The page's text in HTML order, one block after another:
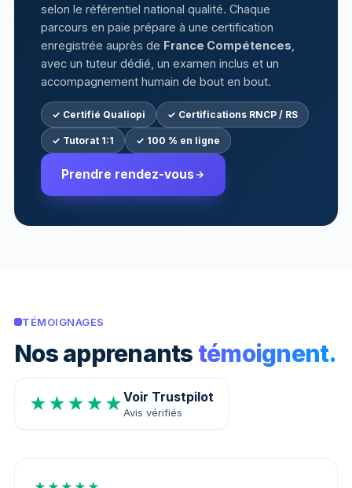
selon le référentiel national qualité. Chaque
parcours en paie prépare à une certification
enregistrée auprès de France Compétences
avec un tuteur dédié, un examen inclus et un
accompagnement humain de bout en bout.
✓ Certifié Qualiopi ✓ Certifications RNCP / RS
✓ Tutorat 1:1 ✓ 100 % en ligne
Prendre rendez-vous
TÉMOIGNAGES
Nos apprenants témoignent.
★★★★★Voir Trustpilot
Avis vérifiés